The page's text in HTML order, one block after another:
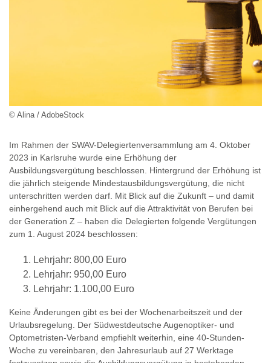
© Alina / AdobeStock
Im Rahmen der SWAV-Delegiertenversammlung am 4. Oktober
2023 in Karlsruhe wurde eine Erhöhung der
Ausbildungsvergütung beschlossen. Hintergrund der Erhöhung ist
die jährlich steigende Mindestausbildungsvergütung, die nicht
unterschritten werden darf. Mit Blick auf die Zukunft – und damit
einhergehend auch mit Blick auf die Attraktivität von Berufen bei
der Generation Z – haben die Delegierten folgende Vergütungen
zum 1. August 2024 beschlossen:
Lehrjahr: 800,00 Euro
Lehrjahr: 950,00 Euro
Lehrjahr: 1.100,00 Euro
Keine Änderungen gibt es bei der Wochenarbeitszeit und der
Urlaubsregelung. Der Südwestdeutsche Augenoptiker- und
Optometristen-Verband empfiehlt weiterhin, eine 40-Stunden-
Woche zu vereinbaren, den Jahresurlaub auf 27 Werktage